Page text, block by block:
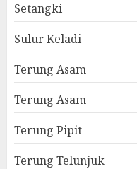
Setangki
Sulur Keladi
Terung Asam
Terung Asam
Terung Pipit
Terung Telunjuk